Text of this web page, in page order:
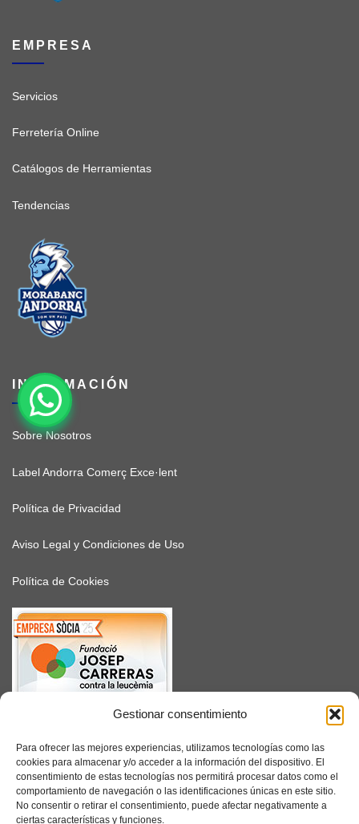
Gestionar consentimiento
Para ofrecer las mejores experiencias, utilizamos tecnologías como las
cookies para almacenar y/o acceder a la información del dispositivo. El
consentimiento de estas tecnologías nos permitirá procesar datos como el
comportamiento de navegación o las identificaciones únicas en este sitio.
No consentir o retirar el consentimiento, puede afectar negativamente a
ciertas características y funciones.
EMPRESA
Servicios
Ferretería Online
Catálogos de Herramientas
Tendencias
INFORMACIÓN
Sobre Nosotros
Label Andorra Comerç Exce·lent
Política de Privacidad
Aviso Legal y Condiciones de Uso
Política de Cookies
SUSCRÍBETE
Facebook